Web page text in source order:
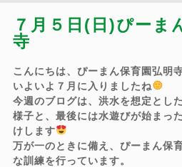
７月５日(日)ぴーま
寺
こんにちは、ぴーまん保育園弘明
いよいよ７月に入りましたね
今週のブログは、洪水を想定とし
様子と、最後には水遊びが始まっ
けします
万が一のときに備え、ぴーまん保
な訓練を行っています。